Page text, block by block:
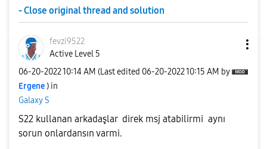
- Close original thread and solution
fevzi9522
Active Level 5
‎06-20-202210:14 AM (Last edited ‎06-20-202210:15 AM by
Ergene ) in
Galaxy S
S22 kullanan arkadaşlar direk msj atabilirmi aynı
sorun onlardansın varmi.